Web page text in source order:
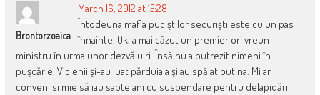
Brontorzoaica
March 16, 2012 at 15:28
Întodeuna mafia puciştilor securişti este cu un pas
înnainte. Ok, a mai căzut un premier ori vreun
ministru în urma unor dezvăluiri. Însă nu a putrezit nimeni în
puşcărie. Viclenii şi-au luat părduiala şi au spălat putina. Mi ar
conveni si mie să iau sapte ani cu suspendare pentru delapidări